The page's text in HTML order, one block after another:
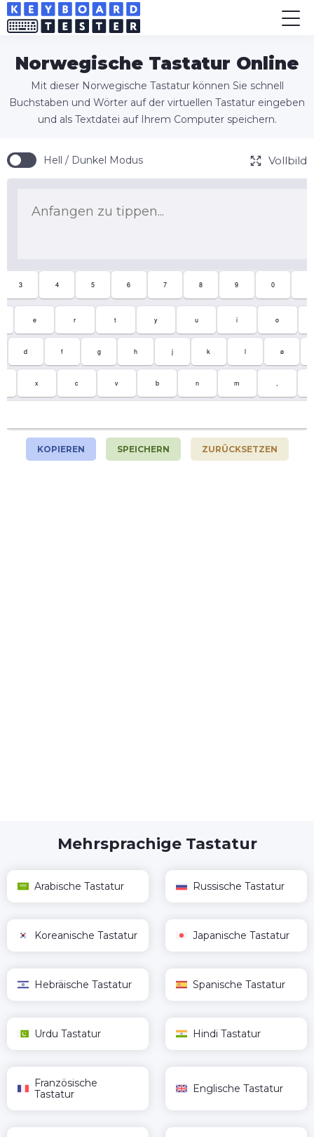
Norwegische Tastatur Online
Mit dieser Norwegische Tastatur können Sie schnell
Buchstaben und Wörter auf der virtuellen Tastatur eingeben
und als Textdatei auf Ihrem Computer speichern.
Hell / Dunkel Modus Vollbild
3 4 5 6 7 8 9 0
e r t y u i o
d f g h j k l ø
x c v b n m
KOPIEREN SPEICHERN ZURÜCKSETZEN
Mehrsprachige Tastatur
Arabische Tastatur Russische Tastatur
Koreanische Tastatur Japanische Tastatur
Hebräische Tastatur Spanische Tastatur
Urdu Tastatur Hindi Tastatur
Französische
Tastatur
Englische Tastatur